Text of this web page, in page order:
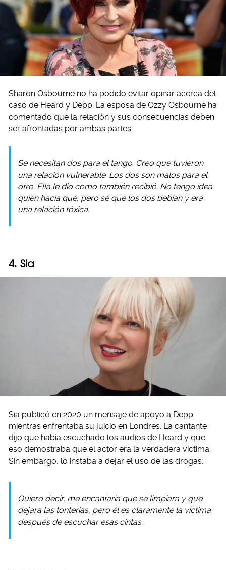
Sharon Osbourne no ha podido evitar opinar acerca del
caso de Heard y Depp. La esposa de Ozzy Osbourne ha
comentado que la relación y sus consecuencias deben
ser afrontadas por ambas partes:
Se necesitan dos para el tango. Creo que tuvieron
una relación vulnerable. Los dos son malos para el
otro. Ella le dio como también recibió. No tengo idea
quién hacía qué, pero sé que los dos bebían y era
una relación tóxica.
4. Sia
Sia publicó en 2020 un mensaje de apoyo a Depp
mientras enfrentaba su juicio en Londres. La cantante
dijo que había escuchado los audios de Heard y que
eso demostraba que el actor era la verdadera víctima.
Sin embargo, lo instaba a dejar el uso de las drogas:
Quiero decir, me encantaría que se limpiara y que
dejara las tonterías, pero él es claramente la víctima
después de escuchar esas cintas.